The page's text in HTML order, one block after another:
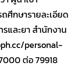
ศึกษารายละเอียด
และยา สำนักงาน
personal-
ต่อ 79918